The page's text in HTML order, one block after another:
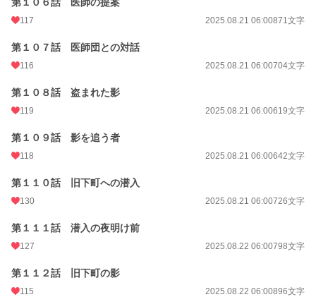
117 2025.08.21 06:00871文字
第１０７話 医師団との対話
116 2025.08.21 06:00704文字
第１０８話 盗まれた影
119 2025.08.21 06:00619文字
第１０９話 影を追う者
118 2025.08.21 06:00642文字
第１１０話 旧下町への潜入
130 2025.08.21 06:00726文字
第１１１話 潜入の夜明け前
127 2025.08.22 06:00798文字
第１１２話 旧下町の影
115 2025.08.22 06:00896文字